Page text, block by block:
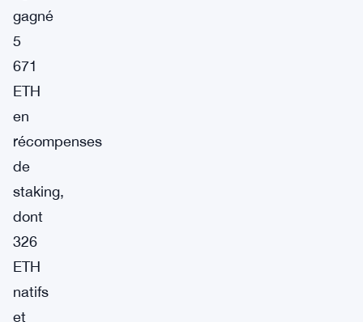
gagné
5
671
ETH
en
récompenses
de
staking,
dont
326
ETH
natifs
et